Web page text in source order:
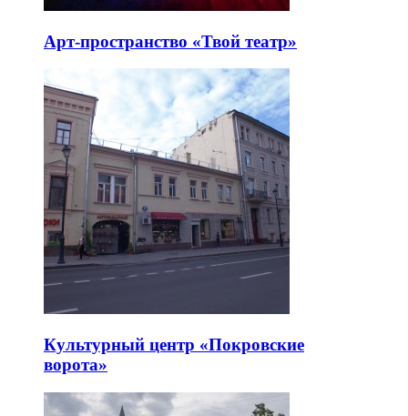
Арт-пространство «Твой театр»
Культурный центр «Покровские
ворота»